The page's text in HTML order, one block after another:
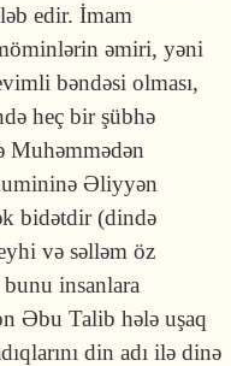
edir. İmam
əmiri, yəni
bəndəsi olması,
heç bir şübhə
Əliyyən
bidətdir (dində
və səlləm öz
insanlara
Əbu Talib hələ uşaq
din adı ilə dinə